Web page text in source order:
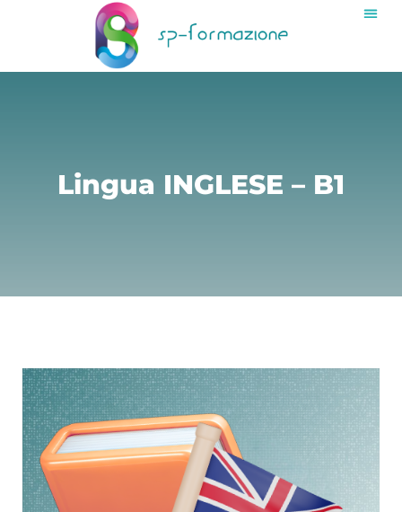
Lingua INGLESE – B1